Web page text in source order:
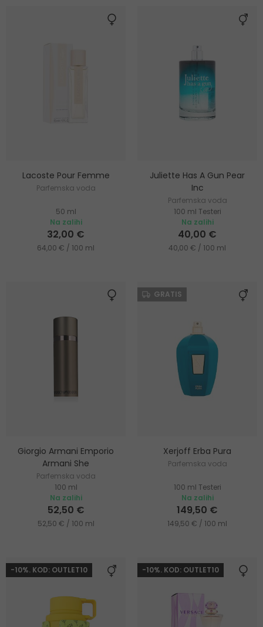
Lacoste Pour Femme
Parfemska voda
50 ml
Na zalihi
32,00 €
64,00 € / 100 ml
Juliette Has A Gun Pear
Inc
Parfemska voda
100 ml Testeri
Na zalihi
40,00 €
40,00 € / 100 ml
Giorgio Armani Emporio
Armani She
Parfemska voda
100 ml
Na zalihi
52,50 €
52,50 € / 100 ml
GRATIS
Xerjoff Erba Pura
Parfemska voda
100 ml Testeri
Na zalihi
149,50 €
149,50 € / 100 ml
-10%. KOD: OUTLET10 -10%. KOD: OUTLET10